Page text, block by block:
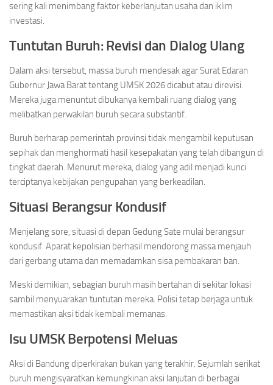
sering kali menimbang faktor keberlanjutan usaha dan iklim
investasi.
Tuntutan Buruh: Revisi dan Dialog Ulang
Dalam aksi tersebut, massa buruh mendesak agar Surat Edaran
Gubernur Jawa Barat tentang UMSK 2026 dicabut atau direvisi.
Mereka juga menuntut dibukanya kembali ruang dialog yang
melibatkan perwakilan buruh secara substantif.
Buruh berharap pemerintah provinsi tidak mengambil keputusan
sepihak dan menghormati hasil kesepakatan yang telah dibangun di
tingkat daerah. Menurut mereka, dialog yang adil menjadi kunci
terciptanya kebijakan pengupahan yang berkeadilan.
Situasi Berangsur Kondusif
Menjelang sore, situasi di depan Gedung Sate mulai berangsur
kondusif. Aparat kepolisian berhasil mendorong massa menjauh
dari gerbang utama dan memadamkan sisa pembakaran ban.
Meski demikian, sebagian buruh masih bertahan di sekitar lokasi
sambil menyuarakan tuntutan mereka. Polisi tetap berjaga untuk
memastikan aksi tidak kembali memanas.
Isu UMSK Berpotensi Meluas
Aksi di Bandung diperkirakan bukan yang terakhir. Sejumlah serikat
buruh mengisyaratkan kemungkinan aksi lanjutan di berbagai